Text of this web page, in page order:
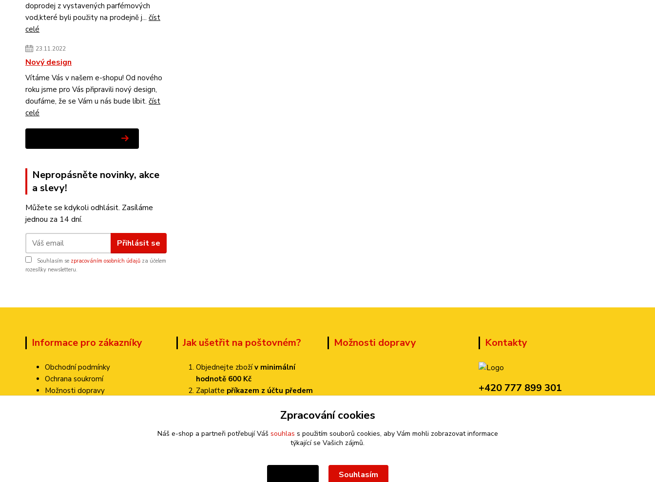
doprodej z vystavených parfémových
vod,které byli použity na prodejně j... číst
celé
23.11.2022
Nový design
Vítáme Vás v našem e-shopu! Od nového
roku jsme pro Vás připravili nový design,
doufáme, že se Vám u nás bude líbit. číst
celé
Nepropásněte novinky, akce
a slevy!
Můžete se kdykoli odhlásit. Zasíláme
jednou za 14 dní.
Přihlásit se
Souhlasím se zpracováním osobních údajů za účelem
rozesílky newsletteru.
Informace pro zákazníky
Obchodní podmínky
Ochrana soukromí
Možnosti dopravy
Jak ušetřit na poštovném?
Objednejte zbožív minimální
hodnotě 600 Kč
Zaplaťte příkazem z účtu předem
pouze 70 Kč!
Možnosti dopravy Kontakty
+420 777 899 301
Zpracování cookies
Náš e-shop a partneři potřebují Váš souhlas s použitím souborů cookies, aby Vám mohli zobrazovat informace
týkající se Vašich zájmů.
Souhlasím